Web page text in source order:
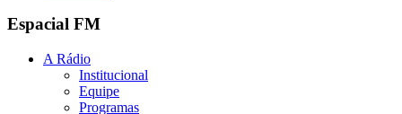
Espacial FM
A Rádio
Institucional
Equipe
Programas